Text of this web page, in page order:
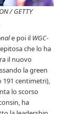
/ GETTY
e poi il WGC-
che lo ha
il nuovo
la green
191 centimetri),
lo scorso
ha